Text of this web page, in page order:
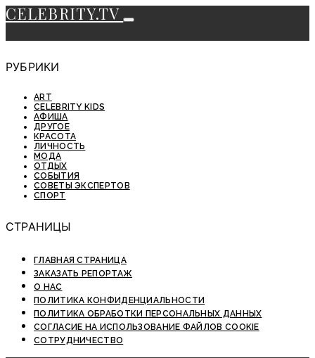
CELEBRITY.TV
РУБРИКИ
ART
CELEBRITY KIDS
АФИША
ДРУГОЕ
КРАСОТА
ЛИЧНОСТЬ
МОДА
ОТДЫХ
СОБЫТИЯ
СОВЕТЫ ЭКСПЕРТОВ
СПОРТ
СТРАНИЦЫ
ГЛАВНАЯ СТРАНИЦА
ЗАКАЗАТЬ РЕПОРТАЖ
О НАС
ПОЛИТИКА КОНФИДЕНЦИАЛЬНОСТИ
ПОЛИТИКА ОБРАБОТКИ ПЕРСОНАЛЬНЫХ ДАННЫХ
СОГЛАСИЕ НА ИСПОЛЬЗОВАНИЕ ФАЙЛОВ COOKIE
СОТРУДНИЧЕСТВО